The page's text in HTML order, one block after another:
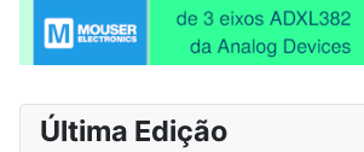
Última Edição